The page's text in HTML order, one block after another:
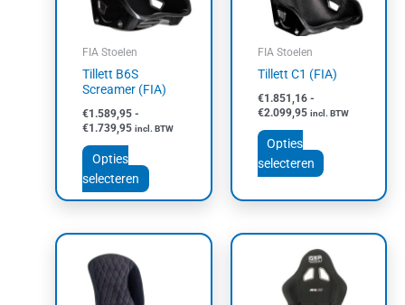
FIA Stoelen
Tillett B6S
Screamer (FIA)
€1.589,95 -
€1.739,95 incl. BTW
Opties
selecteren
optie
worden
de
FIA Stoelen
Tillett C1 (FIA)
€1.851,16 -
€2.099,95 incl. BTW
Opties
selecteren
optie
worden